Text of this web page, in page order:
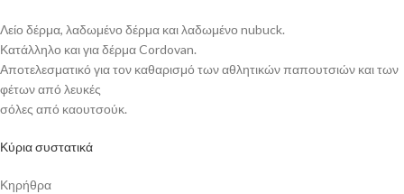
Λείο δέρμα, λαδωμένο δέρμα και λαδωμένο nubuck.
Κατάλληλο και για δέρμα Cordovan.
Αποτελεσματικό για τον καθαρισμό των αθλητικών παπουτσιών και των
φέτων από λευκές
σόλες από καουτσούκ.
Κύρια συστατικά
Κηρήθρα